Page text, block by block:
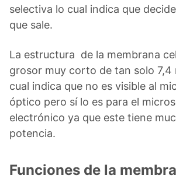
selectiva lo cual indica que
que sale.
La estructura de la membrana
grosor muy corto de tan solo 7,4
cual indica que no es visible al
óptico pero sí lo es para el
electrónico ya que este tiene
potencia.
Funciones de la